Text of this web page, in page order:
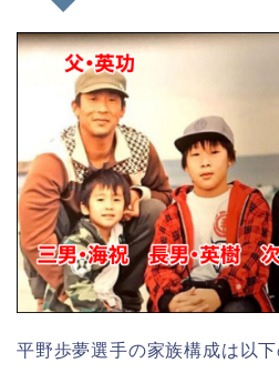
平野歩夢選手の家族構成は以